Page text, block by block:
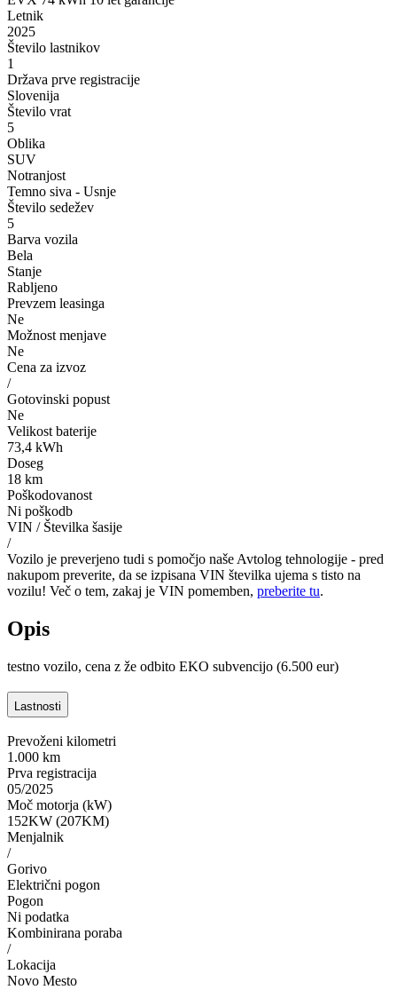
Letnik
2025
Število lastnikov
1
Država prve registracije
Slovenija
Število vrat
5
Oblika
SUV
Notranjost
Temno siva - Usnje
Število sedežev
5
Barva vozila
Bela
Stanje
Rabljeno
Prevzem leasinga
Ne
Možnost menjave
Ne
Cena za izvoz
/
Gotovinski popust
Ne
Velikost baterije
73,4 kWh
Doseg
18 km
Poškodovanost
Ni poškodb
VIN / Številka šasije
/
Vozilo je preverjeno tudi s pomočjo naše Avtolog tehnologije - pred
nakupom preverite, da se izpisana VIN številka ujema s tisto na
vozilu! Več o tem, zakaj je VIN pomemben, preberite tu.
Opis
testno vozilo, cena z že odbito EKO subvencijo (6.500 eur)
Lastnosti
Prevoženi kilometri
1.000 km
Prva registracija
05/2025
Moč motorja (kW)
152KW (207KM)
Menjalnik
/
Gorivo
Električni pogon
Pogon
Ni podatka
Kombinirana poraba
/
Lokacija
Novo Mesto